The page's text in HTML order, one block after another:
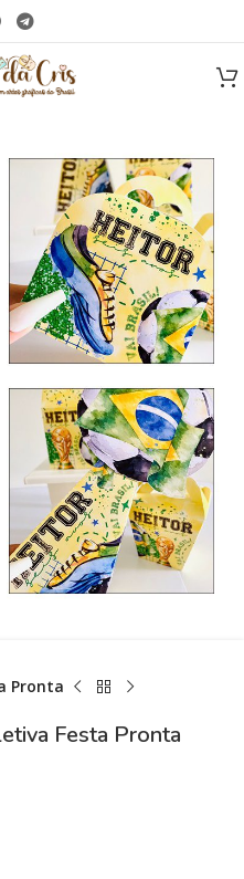
Pronta
Festa Pronta